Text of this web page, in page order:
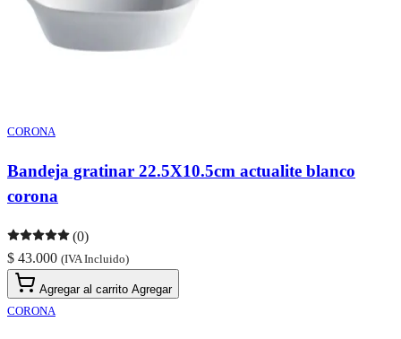
CORONA
Bandeja gratinar 22.5X10.5cm actualite blanco
corona
(0)
$ 43.000 (IVA Incluido)
Agregar al carrito Agregar
CORONA